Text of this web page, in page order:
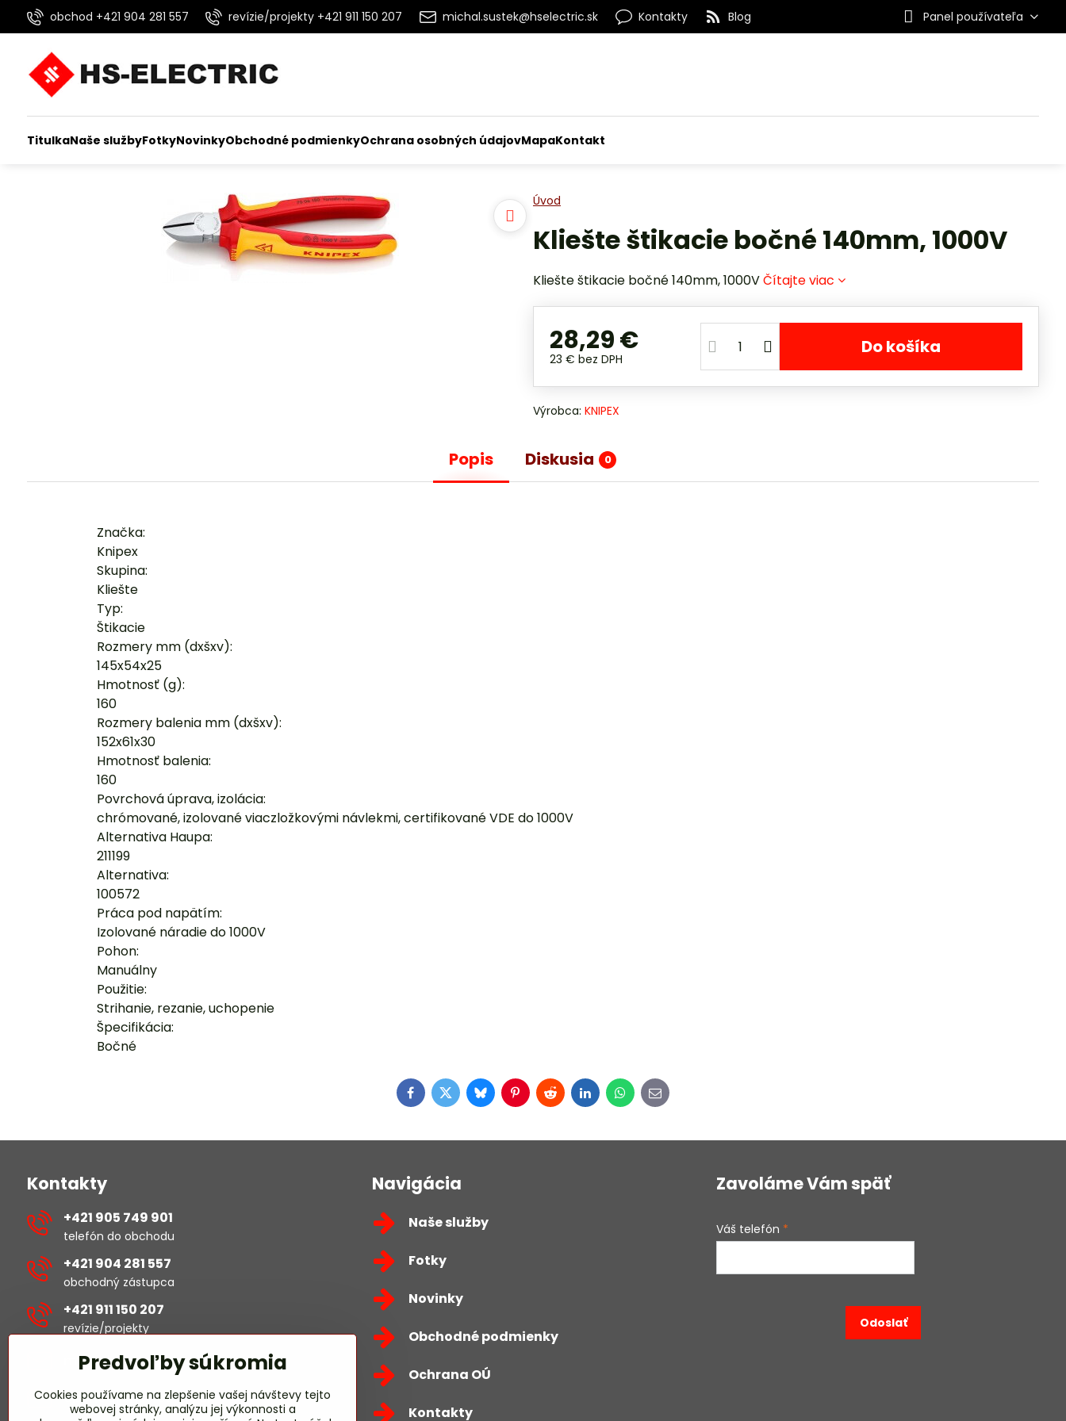
obchod +421 904 281 557 revízie/projekty +421 911 150 207 michal.sustek@hselectric.sk Kontakty Blog Panel používateľa
TitulkaNaše službyFotkyNovinkyObchodné podmienkyOchrana osobných údajovMapaKontakt
Úvod
Kliešte štikacie bočné 140mm, 1000V
Kliešte štikacie bočné 140mm, 1000VČítajte viac
28,29 €
23 € bez DPH
Do košíka
Výrobca: KNIPEX
Popis Diskusia 0
Značka:
Knipex
Skupina:
Kliešte
Typ:
Štikacie
Rozmery mm (dxšxv):
145x54x25
Hmotnosť (g):
160
Rozmery balenia mm (dxšxv):
152x61x30
Hmotnosť balenia:
160
Povrchová úprava, izolácia:
chrómované, izolované viaczložkovými návlekmi, certifikované VDE do 1000V
Alternativa Haupa:
211199
Alternativa:
100572
Práca pod napätím:
Izolované náradie do 1000V
Pohon:
Manuálny
Použitie:
Strihanie, rezanie, uchopenie
Špecifikácia:
Bočné
Facebook
TwitterBlueskyPinterest
RedditLinkedInWhatsApp
E-
mail
Kontakty
+421 905 749 901
telefón do obchodu
+421 904 281 557
obchodný zástupca
+421 911 150 207
revízie/projekty
michal​.sustek​@hselectric​.sk
obchod​@hselectric​.sk
Navigácia
Naše služby
Fotky
Novinky
Obchodné podmienky
Ochrana OÚ
Kontakty
Zavoláme Vám späť
Váš telefón *
Odoslať
Predvoľby súkromia
Cookies používame na zlepšenie vašej návštevy tejto
webovej stránky, analýzu jej výkonnosti a